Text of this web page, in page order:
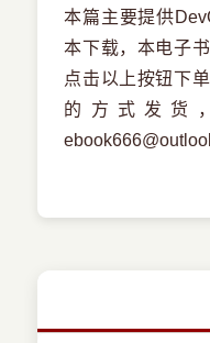
本篇主要提供
本下载，本电子
点击以上按钮下
的方式发货